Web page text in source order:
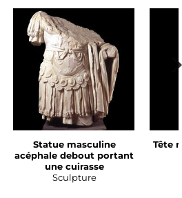
Statue masculine
acéphale debout portant
une cuirasse
Sculpture
Tête